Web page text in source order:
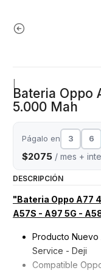
Bateria Oppo
5.000 Mah
Págalo en 3 6
$2075 / mes +
DESCRIPCIÓN
"Bateria Oppo A77
A57S - A97 5G -
Producto Nuevo
Service - Deji
Compatible